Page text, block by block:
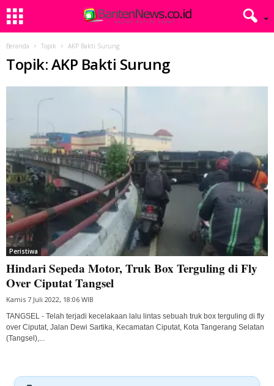
Beranda Topik AKP Bakti Surung
Topik: AKP Bakti Surung
Peristiwa
Hindari Sepeda Motor, Truk Box Terguling di Fly
Over Ciputat Tangsel
Kamis 7 Juli 2022, 18:06 WIB
TANGSEL - Telah terjadi kecelakaan lalu lintas sebuah truk box terguling di fly
over Ciputat, Jalan Dewi Sartika, Kecamatan Ciputat, Kota Tangerang Selatan
(Tangsel),...